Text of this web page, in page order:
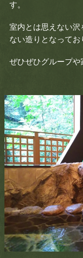
す。
室内とは思えない
ない造りとなってお
ぜひぜひグループや